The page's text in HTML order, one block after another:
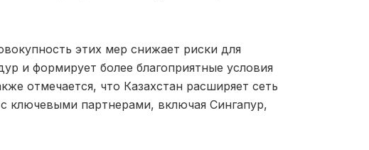
этих мер снижает риски для
и формирует более благоприятные условия
отмечается, что Казахстан расширяет сеть
ключевыми партнерами, включая Сингапур,